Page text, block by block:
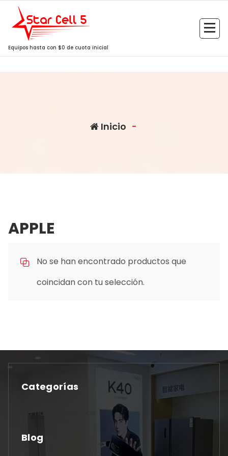
Saltar
contenido
Equipos hasta con $0 de cuota inicial
Inicio -
APPLE
No se han encontrado productos que
coincidan con tu selección.
Categorías
No hay categorías
Blog